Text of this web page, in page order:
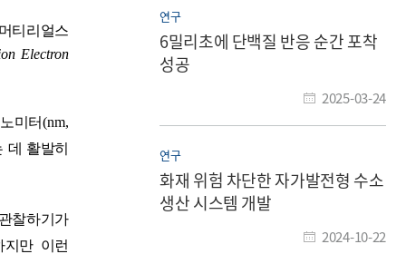
티리얼스
Electron
미터(nm,
활발히
찰하기가
지만 이런
연구
6밀리초에 단백질 반응 순간 포착
성공
2025-03-24
연구
화재 위험 차단한 자가발전형 수소
생산 시스템 개발
2024-10-22